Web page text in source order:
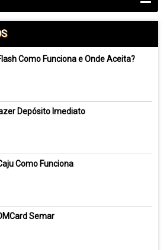
Como Funciona e Onde Aceita?
Depósito Imediato
Como Funciona
Semar